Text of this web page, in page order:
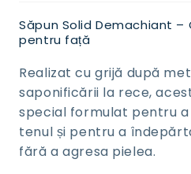
Săpun Solid Demachiant
pentru față
Realizat cu grijă după
saponificării la rece,
special formulat pentru
tenul și pentru a
fără a agresa pielea.